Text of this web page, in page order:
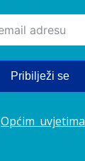
Pribilježi se
Općim uvjetima